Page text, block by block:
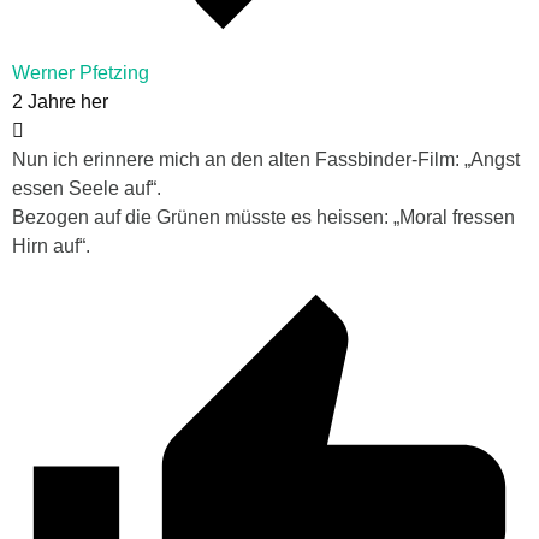
Werner Pfetzing
2 Jahre her
Nun ich erinnere mich an den alten Fassbinder-Film: „Angst
essen Seele auf“.
Bezogen auf die Grünen müsste es heissen: „Moral fressen
Hirn auf“.